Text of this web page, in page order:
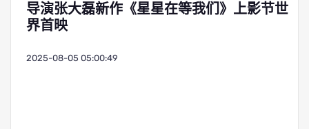
导演张大磊新作《星星在等我们》上影节世
界首映
2025-08-05 05:00:49